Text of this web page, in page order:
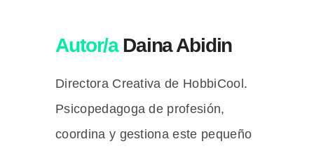
Autor/a Daina Abidin
Directora Creativa de HobbiCool.
Psicopedagoga de profesión,
coordina y gestiona este pequeño